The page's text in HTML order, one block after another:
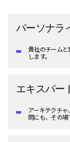
パーソナラ
貴社のチームと
します。
エキスパー
アーキテクチ
問にも、その場